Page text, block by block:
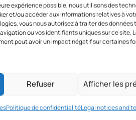
expérience possible, nous utilisons des
et/ou accéder aux informations relatives à
vous nous autorisez à traiter des données
ou vos identifiants uniques sur ce site.
peut avoir un impact négatif sur certaines
Refuser Afficher les
Politique de confidentialitéLegal notices and